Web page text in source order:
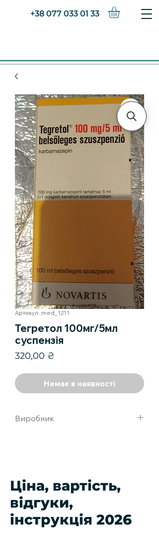
+38 077 033 01 33
Артикул: med_1211
Тегретол 100мг/5мл
суспензія
320,00 ₴
Немає в наявності
Виробник
Ціна, вартість,
відгуки,
інструкція 2026